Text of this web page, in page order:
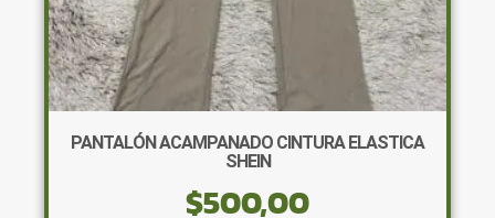
PANTALÓN ACAMPANADO CINTURA ELASTICA
SHEIN
$500,00